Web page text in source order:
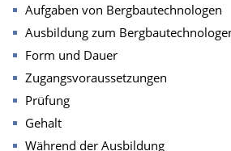
Aufgaben von Bergbautechnologen
Ausbildung zum
Form und Dauer
Zugangsvoraussetzungen
Prüfung
Gehalt
Während der Ausbildung